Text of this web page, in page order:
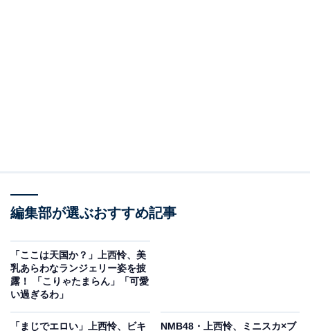
編集部が選ぶおすすめ記事
「ここは天国か？」上西怜、美
乳あらわなランジェリー姿を披
露！ 「こりゃたまらん」「可愛
い過ぎるわ」
「まじでエロい」上西怜、ビキ
NMB48・上西怜、ミニスカ×ブ